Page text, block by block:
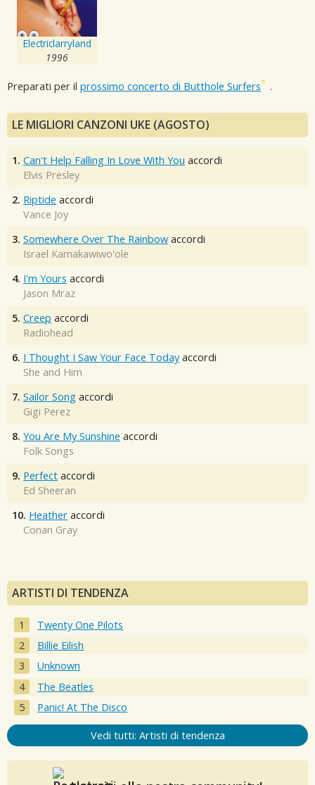
Electriclarryland
1996
Preparati per il prossimo concerto di Butthole Surfers .
LE MIGLIORI CANZONI UKE (AGOSTO)
1. Can't Help Falling In Love With You accordi
Elvis Presley
2. Riptide accordi
Vance Joy
3. Somewhere Over The Rainbow accordi
Israel Kamakawiwo'ole
4. I'm Yours accordi
Jason Mraz
5. Creep accordi
Radiohead
6. I Thought I Saw Your Face Today accordi
She and Him
7. Sailor Song accordi
Gigi Perez
8. You Are My Sunshine accordi
Folk Songs
9. Perfect accordi
Ed Sheeran
10. Heather accordi
Conan Gray
ARTISTI DI TENDENZA
Twenty One Pilots
Billie Eilish
Unknown
The Beatles
Panic! At The Disco
Vedi tutti: Artisti di tendenza